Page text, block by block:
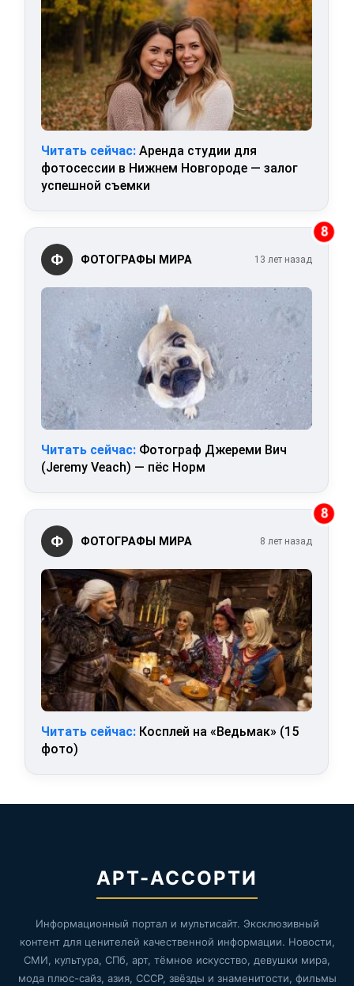
Читать сейчас: Аренда студии для
фотосессии в Нижнем Новгороде — залог
успешной съемки
8
Ф ФОТОГРАФЫ МИРА 13 лет назад
Читать сейчас: Фотограф Джереми Вич
(Jeremy Veach) — пёс Норм
8
Ф ФОТОГРАФЫ МИРА 8 лет назад
Читать сейчас: Косплей на «Ведьмак» (15
фото)
АРТ-АССОРТИ
Информационный портал и мультисайт. Эксклюзивный
контент для ценителей качественной информации. Новости,
СМИ, культура, СПб, арт, тёмное искусство, девушки мира,
мода плюс-сайз, азия, СССР, звёзды и знаменитости, фильмы